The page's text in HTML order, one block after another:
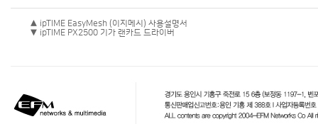
▲ ipTIME EasyMesh (이지메시) 사용설명서
▼ ipTIME PX2500 기가 랜카드 드라이버